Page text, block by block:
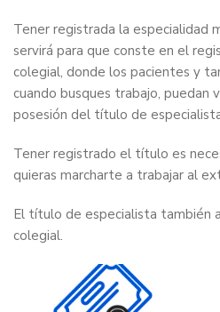
Tener registrada la especialidad
servirá para que conste en el
colegial, donde los pacientes y
cuando busques trabajo, puedan
posesión del título de
Tener registrado el título es
quieras marcharte a trabajar al
El título de especialista también
colegial.